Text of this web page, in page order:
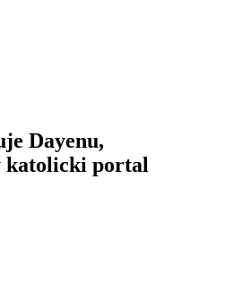
Dayenu,
katolicki portal